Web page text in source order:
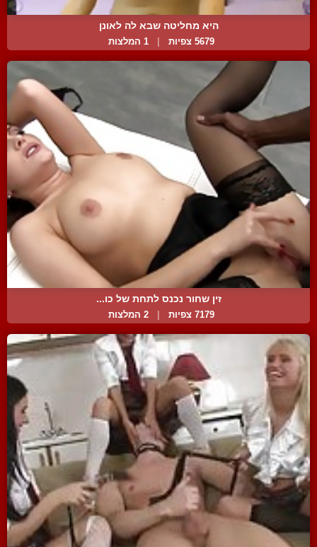
היא מחליטה שבא לה לאונן
5679 צפיות 1 המלצות
זין שחור נכנס לתחת של כו...
7179 צפיות | 2 המלצות